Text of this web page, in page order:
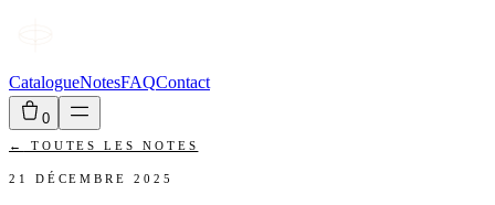
CatalogueNotesFAQContact
0
← TOUTES LES NOTES
21 DÉCEMBRE 2025